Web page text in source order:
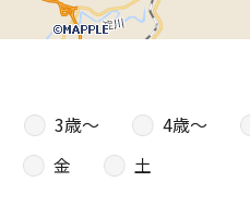
3歳〜 4歳〜
金
土